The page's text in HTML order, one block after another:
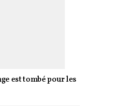
est tombé pour les